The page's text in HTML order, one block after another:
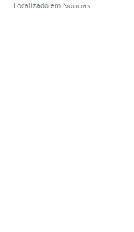
Localizado em Notícias